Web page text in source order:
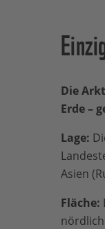
Die
Erde –
Lage:
Asien
Fläche: